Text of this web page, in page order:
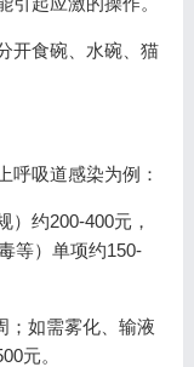
开食碗、水碗、猫
呼吸道感染为例：
）约200-400元，
等）单项约150-
；如需雾化、输液
元。